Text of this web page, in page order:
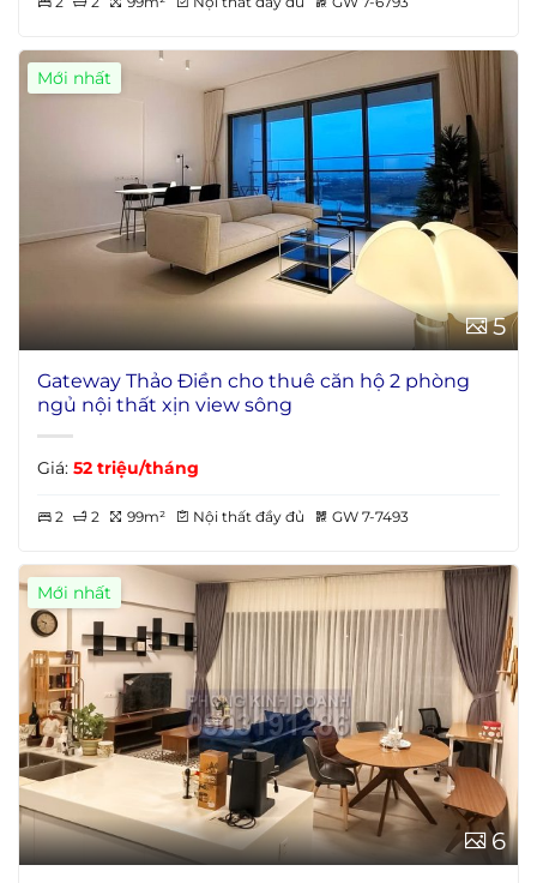
Mới nhất
5
Gateway Thảo Điền cho thuê căn hộ 2 phòng
ngủ nội thất xịn view sông
Giá: 52 triệu/tháng
2 2 99m² Nội thất đầy đủ GW 7-7493
Mới nhất
6